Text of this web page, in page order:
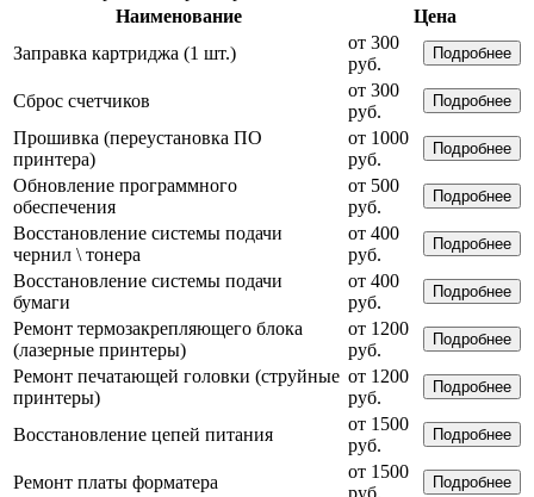
Наименование
Цена
Заправка картриджа (1 шт.)
от 300
руб.
Подробнее
Сброс счетчиков
от 300
руб.
Подробнее
Прошивка (переустановка ПО
принтера)
от 1000
руб.
Подробнее
Обновление программного
обеспечения
от 500
руб.
Подробнее
Восстановление системы подачи
чернил \ тонера
от 400
руб.
Подробнее
Восстановление системы подачи
бумаги
от 400
руб.
Подробнее
Ремонт термозакрепляющего блока
(лазерные принтеры)
от 1200
руб.
Подробнее
Ремонт печатающей головки (струйные
принтеры)
от 1200
руб.
Подробнее
Восстановление цепей питания
от 1500
руб.
Подробнее
Ремонт платы форматера
от 1500
руб.
Подробнее